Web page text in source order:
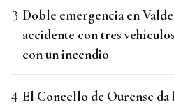
Doble emergencia en
accidente con tres
con un incendio
El Concello de Ourense da